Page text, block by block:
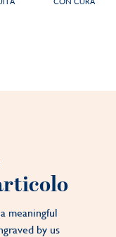
meaningful
by us